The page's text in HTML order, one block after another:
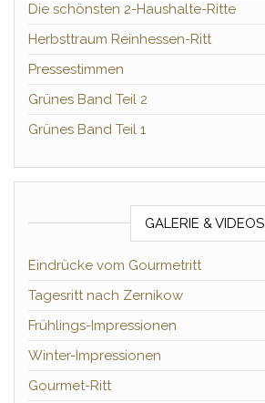
Die schönsten 2-Haushalte-Ritte
Herbsttraum Reinhessen-Ritt
Pressestimmen
Grünes Band Teil 2
Grünes Band Teil 1
GALERIE & VIDEOS
Eindrücke vom Gourmetritt
Tagesritt nach Zernikow
Frühlings-Impressionen
Winter-Impressionen
Gourmet-Ritt